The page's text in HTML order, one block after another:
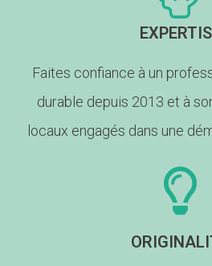
Faites confiance à un
durable depuis 2013 et à
locaux engagés dans une